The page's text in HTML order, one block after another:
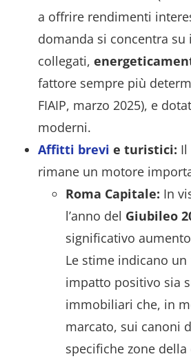
a offrire rendimenti
domanda si concentra
collegati,
fattore sempre più
FIAIP, marzo 2025), e
moderni.
Affitti brevi e turistici: Il
rimane un motore
Roma Capitale: In
l’anno del Giubileo
significativo
Le stime indicano un
impatto positivo sia
immobiliari che, in
marcato, sui canoni
specifiche zone della